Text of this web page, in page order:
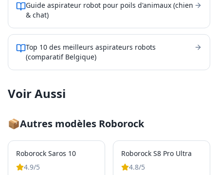
Guide aspirateur robot pour poils d'animaux (chien
& chat)
Top 10 des meilleurs aspirateurs robots
(comparatif Belgique)
Voir Aussi
📦Autres modèles Roborock
Roborock Saros 10
4.9/5
Roborock S8 Pro Ultra
4.8/5